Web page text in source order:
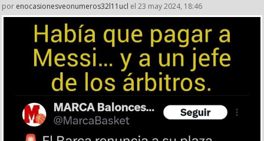
por enocasionesveonumeros32l11ucl el 23 may 2024, 18:46